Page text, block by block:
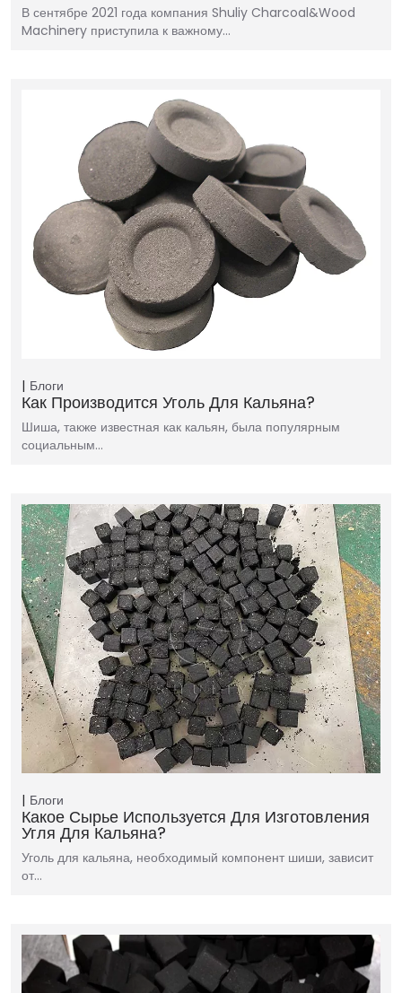
В сентябре 2021 года компания Shuliy Charcoal&Wood
Machinery приступила к важному…
Блоги
Как Производится Уголь Для Кальяна?
Шиша, также известная как кальян, была популярным
социальным…
Блоги
Какое Сырье Используется Для Изготовления
Угля Для Кальяна?
Уголь для кальяна, необходимый компонент шиши, зависит
от…